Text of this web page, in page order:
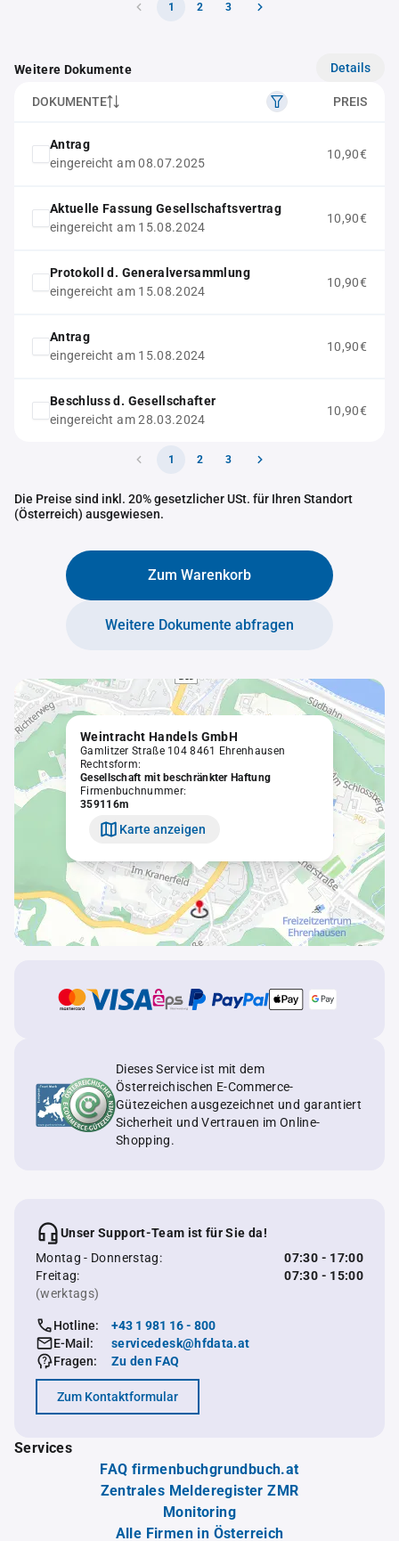
1 2 3
Weitere Dokumente Details
DOKUMENTE PREIS
Antrag
eingereicht am 08.07.2025
10,90€
Aktuelle Fassung Gesellschaftsvertrag
eingereicht am 15.08.2024
10,90€
Protokoll d. Generalversammlung
eingereicht am 15.08.2024
10,90€
Antrag
eingereicht am 15.08.2024
10,90€
Beschluss d. Gesellschafter
eingereicht am 28.03.2024
10,90€
1 2 3
Die Preise sind inkl. 20% gesetzlicher USt. für Ihren Standort
(Österreich) ausgewiesen.
Zum Warenkorb
Weitere Dokumente abfragen
Weintracht Handels GmbH
Gamlitzer Straße 104 8461 Ehrenhausen
Rechtsform:
Gesellschaft mit beschränkter Haftung
Firmenbuchnummer:
359116m
Karte anzeigen
Dieses Service ist mit dem
Österreichischen E-Commerce-
Gütezeichen ausgezeichnet und garantiert
Sicherheit und Vertrauen im Online-
Shopping.
Unser Support-Team ist für Sie da!
Montag - Donnerstag:
07:30 - 17:00
Freitag:
07:30 - 15:00
(werktags)
Hotline:
+43 1 981 16 - 800
E-Mail:
servicedesk@hfdata.at
Fragen:
Zu den FAQ
Zum Kontaktformular
Services
FAQ firmenbuchgrundbuch.at
Zentrales Melderegister ZMR
Monitoring
Alle Firmen in Österreich